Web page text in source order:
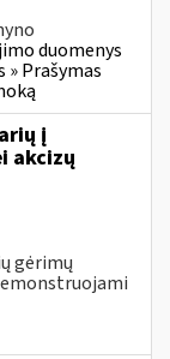
duomenys
» Prašymas
į
akcizų
gėrimų